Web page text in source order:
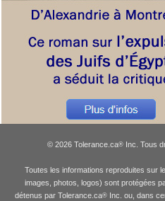
© 2026 Tolerance.ca®Inc. Tous
Toutes les informations reproduites sur
images, photos, logos) sont protégées
détenus par Tolerance.ca® Inc. ou, dans